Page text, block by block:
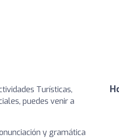
Turísticas,
puedes venir a
y gramática